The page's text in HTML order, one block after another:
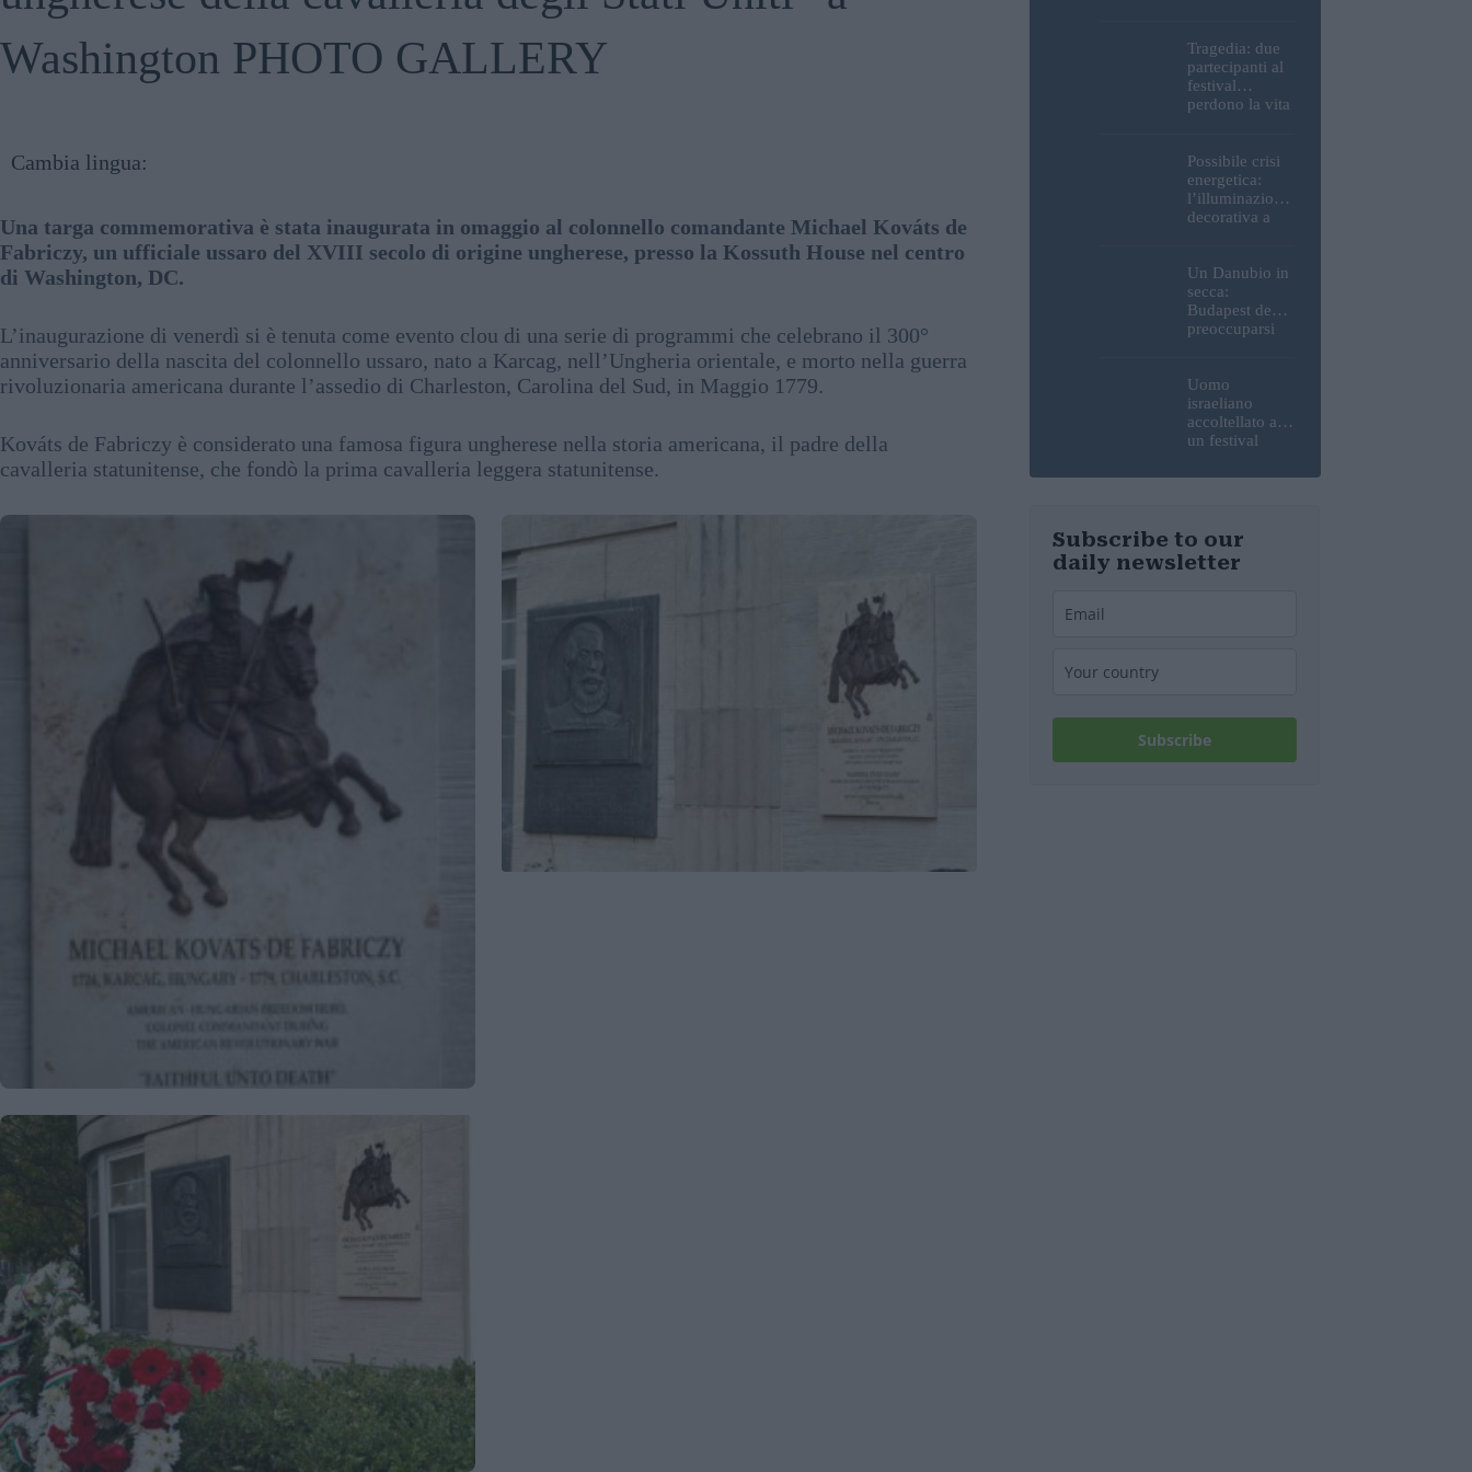
Washington PHOTO GALLERY
Cambia lingua:
Una targa commemorativa è stata inaugurata in omaggio al colonnello comandante Michael Kováts de
Fabriczy, un ufficiale ussaro del XVIII secolo di origine ungherese, presso la Kossuth House nel centro
di Washington, DC.
L’inaugurazione di venerdì si è tenuta come evento clou di una serie di programmi che celebrano il 300°
anniversario della nascita del colonnello ussaro, nato a Karcag, nell’Ungheria orientale, e morto nella guerra
rivoluzionaria americana durante l’assedio di Charleston, Carolina del Sud, in Maggio 1779.
Kováts de Fabriczy è considerato una famosa figura ungherese nella storia americana, il padre della
cavalleria statunitense, che fondò la prima cavalleria leggera statunitense.
Buda e della
Cittadella
verranno
spente
Tragedia: due
partecipanti al
festival
perdono la vita
Ungheria
Possibile crisi
energetica:
l’illuminazione
decorativa a
spenta!
Un Danubio in
secca:
Budapest deve
preoccuparsi
mento idrico?
Un esperto
mette in luce
un fatto
Uomo
israeliano
accoltellato a
un festival
Subscribe to our
daily newsletter
Subscribe